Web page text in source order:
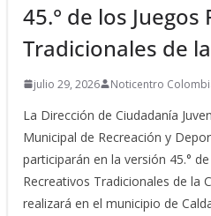
45.° de los Juegos
Tradicionales de
julio 29, 2026 Noticentro
La Dirección de Ciudadanía
Municipal de Recreación y
participarán en la versión 45.°
Recreativos Tradicionales de la
realizará en el municipio de